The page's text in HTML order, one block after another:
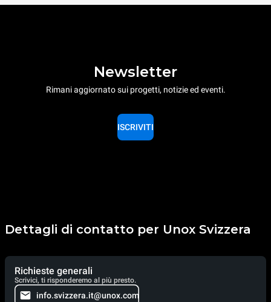
Newsletter
Rimani aggiornato sui progetti, notizie ed eventi.
ISCRIVITI
Dettagli di contatto per Unox Svizzera
Richieste generali
Scrivici, ti risponderemo al più presto.
info.svizzera.it@unox.com